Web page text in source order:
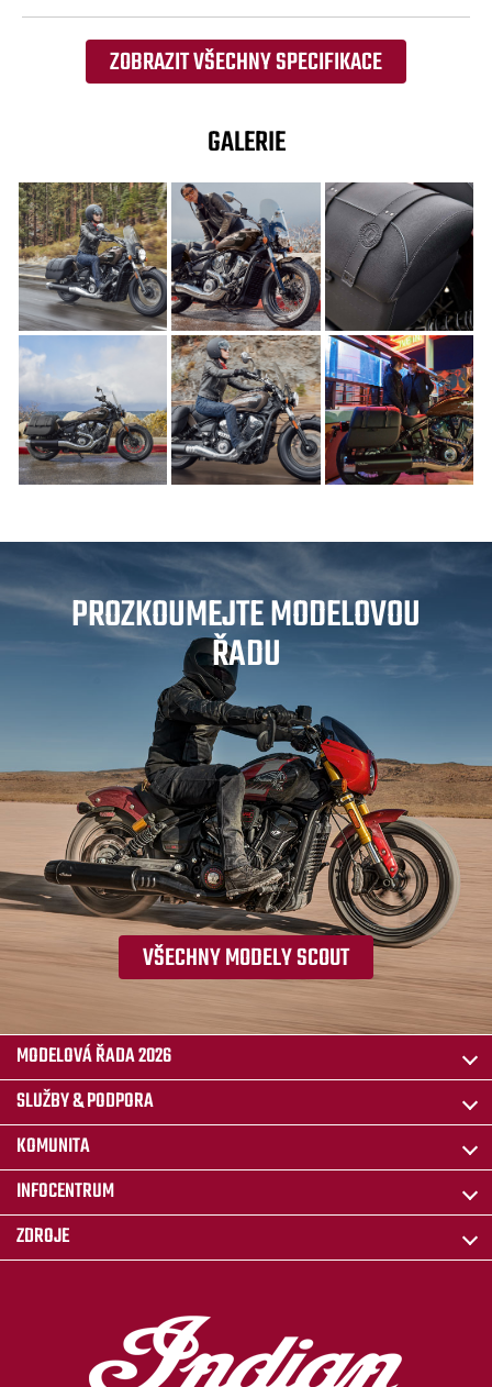
ZOBRAZIT VŠECHNY SPECIFIKACE
GALERIE
PROZKOUMEJTE MODELOVOU
ŘADU
VŠECHNY MODELY SCOUT
MODELOVÁ ŘADA 2026
SLUŽBY & PODPORA
KOMUNITA
INFOCENTRUM
ZDROJE